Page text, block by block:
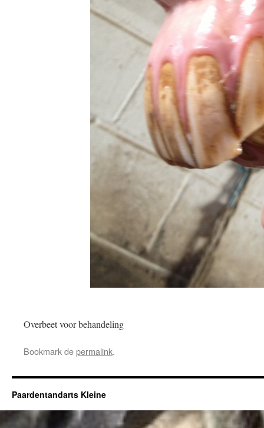
Overbeet voor behandeling
Bookmark depermalink.
Paardentandarts Kleine